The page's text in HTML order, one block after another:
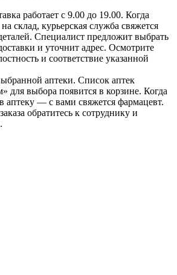
работает с 9.00 до 19.00. Когда
склад, курьерская служба свяжется
Специалист предложит выбрать
и уточнит адрес. Осмотрите
и соответствие указанной
аптеки. Список аптек
для выбора появится в корзине. Когда
аптеку — с вами свяжется фармацевт.
обратитесь к сотруднику и